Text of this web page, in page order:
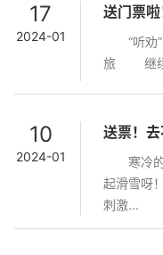
送门票
“听劝”
旅 继
17
2024-01
送票！
寒冷的
起滑雪
刺激...
10
2024-01